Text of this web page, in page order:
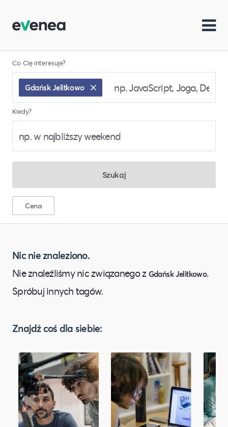
Co Cię interesuje?
Gdańsk Jelitkowo
Kiedy?
Szukaj
Cena
Nic nie znaleziono.
Nie znaleźliśmy nic związanego z Gdańsk Jelitkowo.
Spróbuj innych tagów.
Znajdź coś dla siebie: